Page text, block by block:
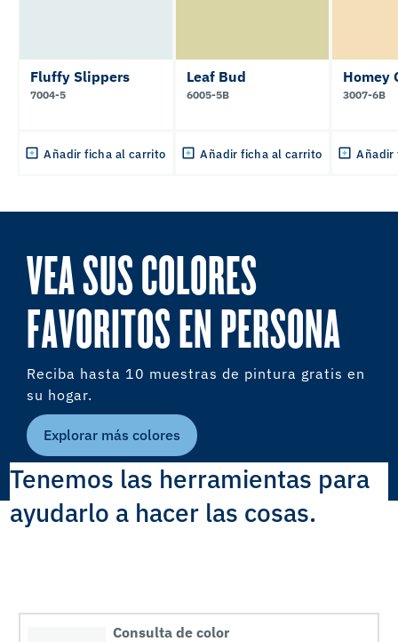
Fluffy Slippers
7004-5
Añadir ficha al carrito
Leaf Bud
6005-5B
Añadir ficha al carrito
Homey
3007-6B
Añadir
VEA SUS COLORES
FAVORITOS EN PERSONA
Reciba hasta 10 muestras de pintura gratis en
su hogar.
Explorar más colores
Tenemos las herramientas para
ayudarlo a hacer las cosas.
Consulta de color